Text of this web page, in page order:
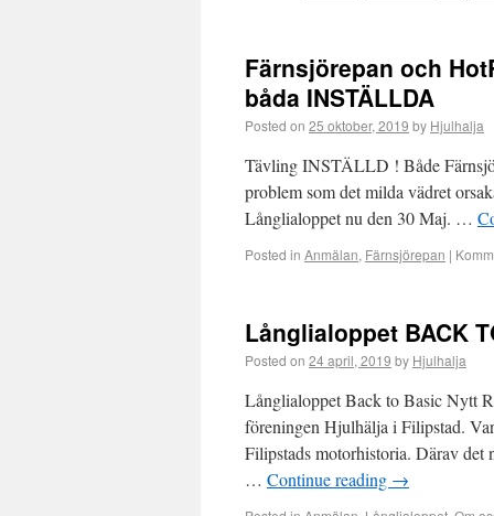
Färnsjörepan och
båda INSTÄLLDA
Posted on 25 oktober, 2019 by Hjulhalja
Tävling INSTÄLLD ! Både
problem som det milda vädret
Långlialoppet nu den 30 Maj. …
Posted in Anmälan, Färnsjörepan |
Långlialoppet BACK
Posted on 24 april, 2019 by Hjulhalja
Långlialoppet Back to Basic Nytt
föreningen Hjulhälja i Filipstad.
Filipstads motorhistoria. Därav det
… Continue reading →